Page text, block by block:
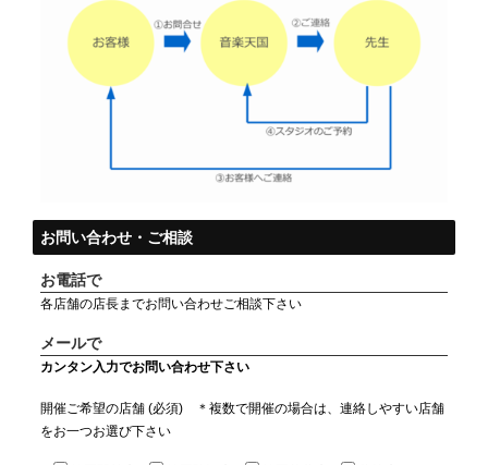
お問い合わせ・ご相談
お電話で
各店舗の店長までお問い合わせご相談下さい
メールで
カンタン入力でお問い合わせ下さい
開催ご希望の店舗 (必須) ＊複数で開催の場合は、連絡しやすい店舗
をお一つお選び下さい